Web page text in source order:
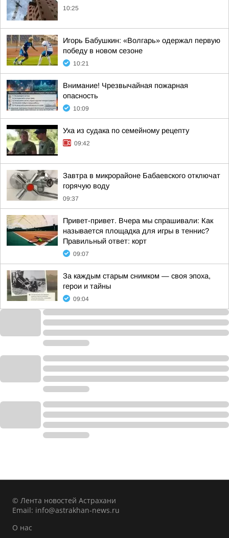
10:25
Игорь Бабушкин: «Волгарь» одержал первую
победу в новом сезоне
10:21
Внимание! Чрезвычайная пожарная
опасность
10:09
Уха из судака по семейному рецепту
09:42
Завтра в микрорайоне Бабаевского отключат
горячую воду
09:37
Привет-привет. Вчера мы спрашивали: Как
называется площадка для игры в теннис?
Правильный ответ: корт
09:07
За каждым старым снимком — своя эпоха,
герои и тайны
09:04
© Лента новостей Астрахани
Email: info@astrakhan-news.ru
О нас